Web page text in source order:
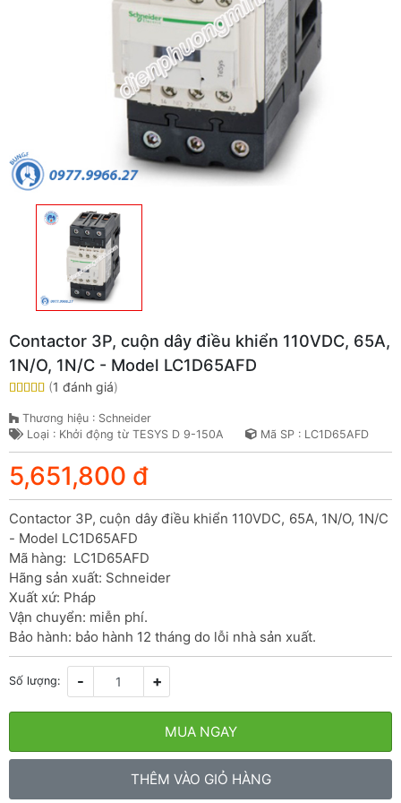
Contactor 3P, cuộn dây điều khiển 110VDC, 65A,
1N/O, 1N/C - Model LC1D65AFD
(1 đánh giá)
Thương hiệu : Schneider
Loại : Khởi động từ TESYS D 9-150A
Mã SP : LC1D65AFD
5,651,800 đ
Contactor 3P, cuộn dây điều khiển 110VDC, 65A, 1N/O, 1N/C
- Model LC1D65AFD
Mã hàng:  LC1D65AFD
Hãng sản xuất: Schneider
Xuất xứ: Pháp
Vận chuyển: miễn phí.
Bảo hành: bảo hành 12 tháng do lỗi nhà sản xuất.
Số lượng: - +
MUA NGAY
THÊM VÀO GIỎ HÀNG